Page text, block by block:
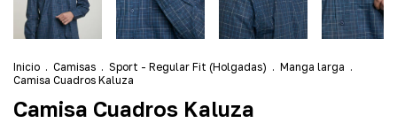
Inicio . Camisas . Sport - Regular Fit (Holgadas) . Manga larga .
Camisa Cuadros Kaluza
Camisa Cuadros Kaluza